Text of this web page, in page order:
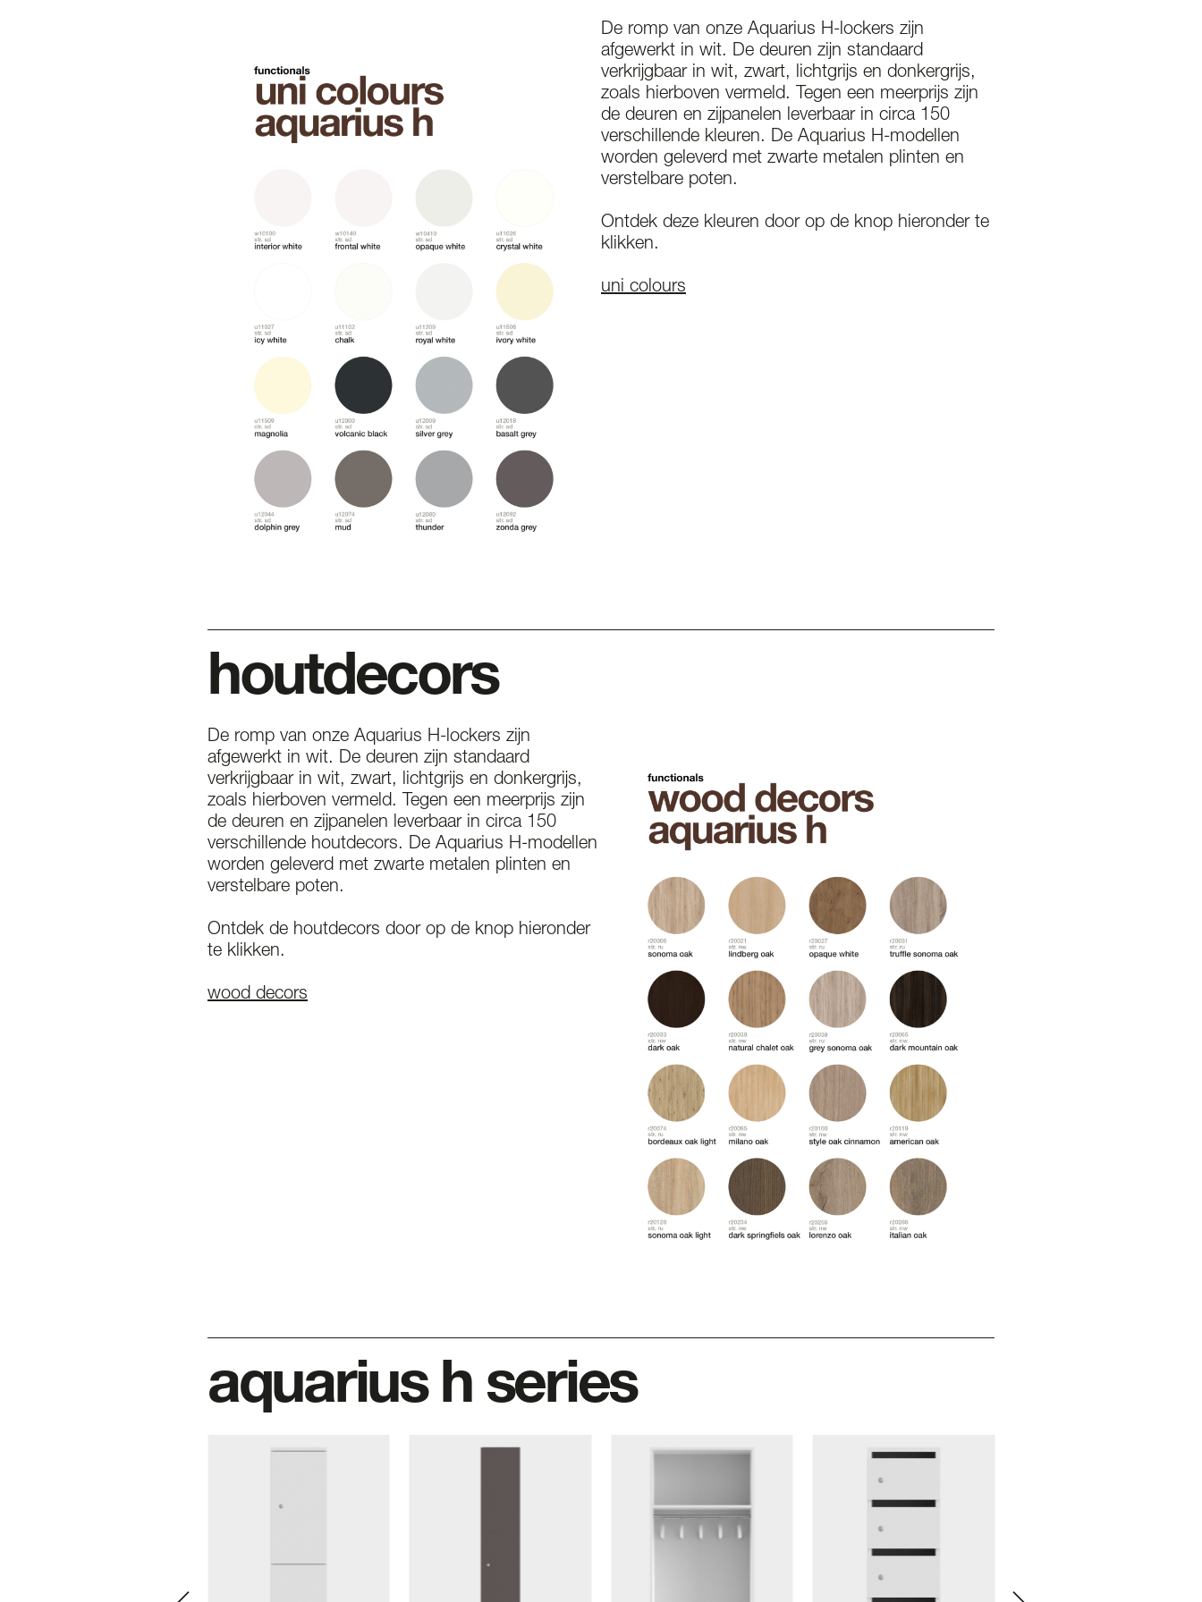
De romp van onze Aquarius H-lockers zijn
afgewerkt in wit. De deuren zijn standaard
verkrijgbaar in wit, zwart, lichtgrijs en donkergrijs,
zoals hierboven vermeld. Tegen een meerprijs zijn
de deuren en zijpanelen leverbaar in circa 150
verschillende kleuren. De Aquarius H-modellen
worden geleverd met zwarte metalen plinten en
verstelbare poten.
Ontdek deze kleuren door op de knop hieronder te
klikken.
uni colours
houtdecors
De romp van onze Aquarius H-lockers zijn
afgewerkt in wit. De deuren zijn standaard
verkrijgbaar in wit, zwart, lichtgrijs en donkergrijs,
zoals hierboven vermeld. Tegen een meerprijs zijn
de deuren en zijpanelen leverbaar in circa 150
verschillende houtdecors. De Aquarius H-modellen
worden geleverd met zwarte metalen plinten en
verstelbare poten.
Ontdek de houtdecors door op de knop hieronder
te klikken.
wood decors
aquarius h series